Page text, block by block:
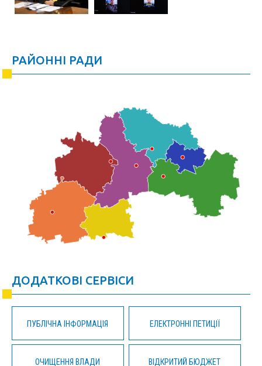
РАЙОННІ РАДИ
ДОДАТКОВІ СЕРВІСИ
ПУБЛІЧНА ІНФОРМАЦІЯ ЕЛЕКТРОННІ ПЕТИЦІЇ
ОЧИЩЕННЯ ВЛАДИ ВІДКРИТИЙ БЮДЖЕТ